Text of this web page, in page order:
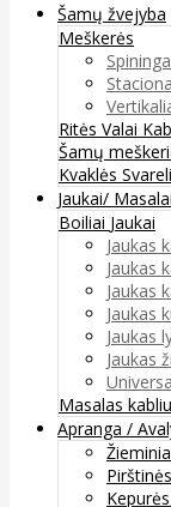
Šamų žvejyba
Meškerės
Ritės Valai
Šamų
Kvaklės
Jaukai/ Masalai
Boiliai Jaukai
Jaukas
Jaukas
Jaukas
Jaukas
Jaukas
Jaukas
Masalas
Apranga /